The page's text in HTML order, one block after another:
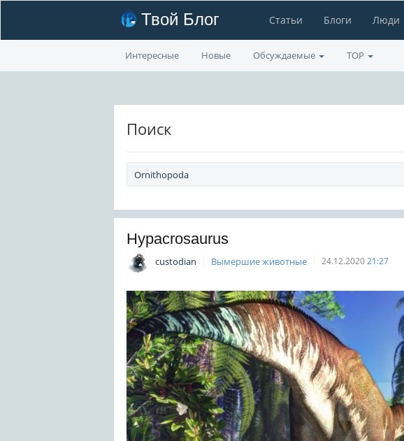
Твой Блог Статьи Блоги Люди
Интересные Новые Обсуждаемые TOP
Поиск
Hypacrosaurus
custodian Вымершие животные 24.12.202021:27